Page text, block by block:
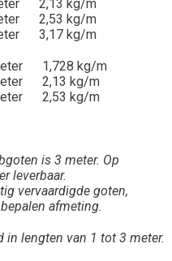
2,13 kg/m
2,53 kg/m
3,17 kg/m
1,728 kg/m
2,13 kg/m
2,53 kg/m
is 3 meter. Op
leverbaar.
vervaardigde goten,
afmeting.
in lengten van 1 tot 3 meter.